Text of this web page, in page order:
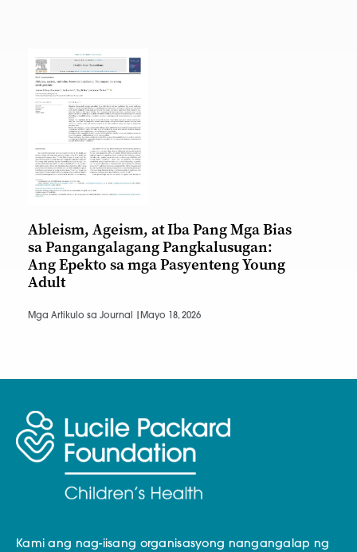
Ableism, Ageism, at Iba Pang Mga Bias
sa Pangangalagang Pangkalusugan:
Ang Epekto sa mga Pasyenteng Young
Adult
Mga Artikulo sa Journal | Mayo 18, 2026
Kami ang nag-iisang organisasyong nangangalap ng